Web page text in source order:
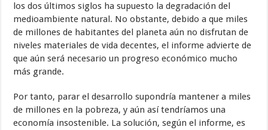
los dos últimos siglos ha supuesto la degradación del
medioambiente natural. No obstante, debido a que miles
de millones de habitantes del planeta aún no disfrutan de
niveles materiales de vida decentes, el informe advierte de
que aún será necesario un progreso económico mucho
más grande.
Por tanto, parar el desarrollo supondría mantener a miles
de millones en la pobreza, y aún así tendríamos una
economía insostenible. La solución, según el informe, es